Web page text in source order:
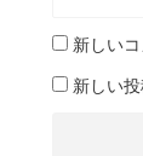
新しい
新しい